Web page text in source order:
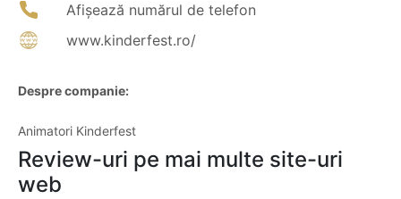
Afișează numărul de telefon
www.kinderfest.ro/
Despre companie:
Animatori Kinderfest
Review-uri pe mai multe site-uri
web